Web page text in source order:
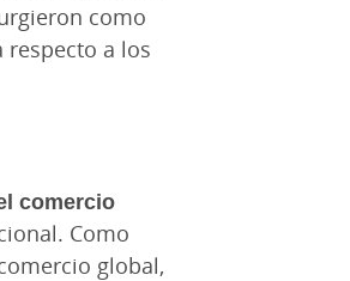
como
a los
comercio
Como
global,